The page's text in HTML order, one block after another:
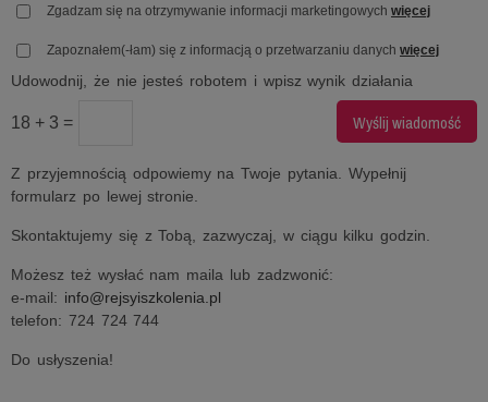
Zgadzam się na otrzymywanie informacji marketingowych więcej
Zapoznałem(-łam) się z informacją o przetwarzaniu danych więcej
Udowodnij, że nie jesteś robotem i wpisz wynik działania
18 + 3 =
Z przyjemnością odpowiemy na Twoje pytania. Wypełnij
formularz po lewej stronie.
Skontaktujemy się z Tobą, zazwyczaj, w ciągu kilku godzin.
Możesz też wysłać nam maila lub zadzwonić:
e-mail: info@rejsyiszkolenia.pl
telefon: 724 724 744
Do usłyszenia!